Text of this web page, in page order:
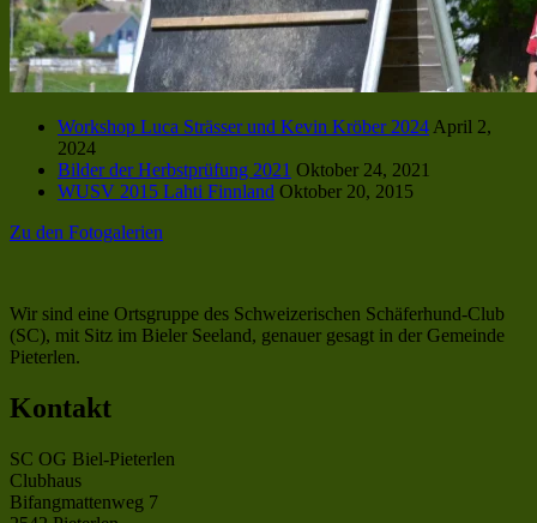
Workshop Luca Strässer und Kevin Kröber 2024 April 2,
2024
Bilder der Herbstprüfung 2021 Oktober 24, 2021
WUSV 2015 Lahti Finnland Oktober 20, 2015
Zu den Fotogalerien
Wir sind eine Ortsgruppe des Schweizerischen Schäferhund-Club
(SC), mit Sitz im Bieler Seeland, genauer gesagt in der Gemeinde
Pieterlen.
Kontakt
SC OG Biel-Pieterlen
Clubhaus
Bifangmattenweg 7